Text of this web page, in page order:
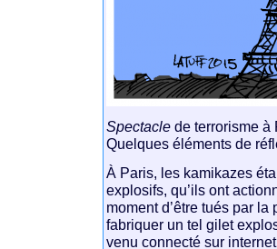
Spectacle de terrorisme à
Quelques éléments de
À Paris, les kamikazes
explosifs, qu’ils ont
moment d’être tués par
fabriquer un tel gilet
venu connecté sur